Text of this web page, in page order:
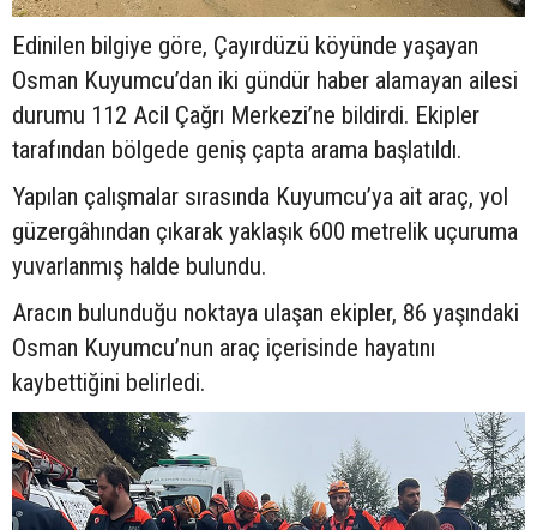
Edinilen bilgiye göre, Çayırdüzü köyünde yaşayan
Osman Kuyumcu’dan iki gündür haber alamayan ailesi
durumu 112 Acil Çağrı Merkezi’ne bildirdi. Ekipler
tarafından bölgede geniş çapta arama başlatıldı.
Yapılan çalışmalar sırasında Kuyumcu’ya ait araç, yol
güzergâhından çıkarak yaklaşık 600 metrelik uçuruma
yuvarlanmış halde bulundu.
Aracın bulunduğu noktaya ulaşan ekipler, 86 yaşındaki
Osman Kuyumcu’nun araç içerisinde hayatını
kaybettiğini belirledi.